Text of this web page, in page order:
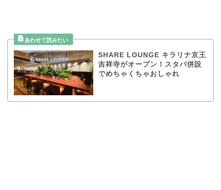
SHARE LOUNGE キラリナ京王
吉祥寺がオープン！スタバ併設
でめちゃくちゃおしゃれ